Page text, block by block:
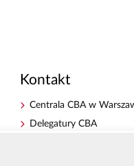
Kontakt
Centrala CBA w
Delegatury CBA